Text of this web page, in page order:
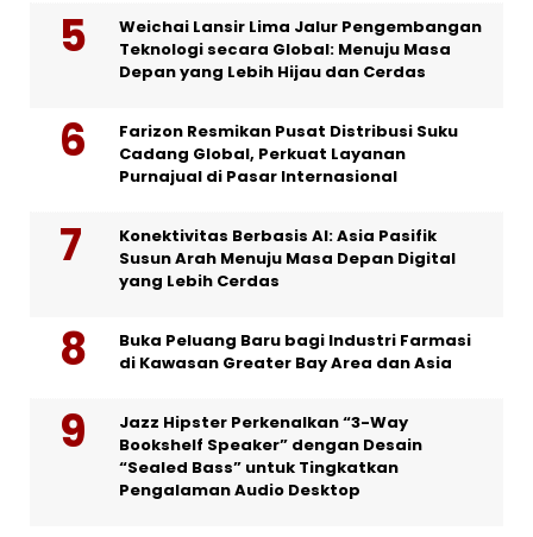
Weichai Lansir Lima Jalur Pengembangan
Teknologi secara Global: Menuju Masa
Depan yang Lebih Hijau dan Cerdas
Farizon Resmikan Pusat Distribusi Suku
Cadang Global, Perkuat Layanan
Purnajual di Pasar Internasional
Konektivitas Berbasis AI: Asia Pasifik
Susun Arah Menuju Masa Depan Digital
yang Lebih Cerdas
Buka Peluang Baru bagi Industri Farmasi
di Kawasan Greater Bay Area dan Asia
Jazz Hipster Perkenalkan “3-Way
Bookshelf Speaker” dengan Desain
“Sealed Bass” untuk Tingkatkan
Pengalaman Audio Desktop